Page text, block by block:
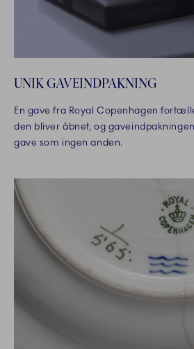
UNIK GAVEINDPAKNING
En gave fra Royal Copenhagen
den bliver åbnet, og
gave som ingen anden.